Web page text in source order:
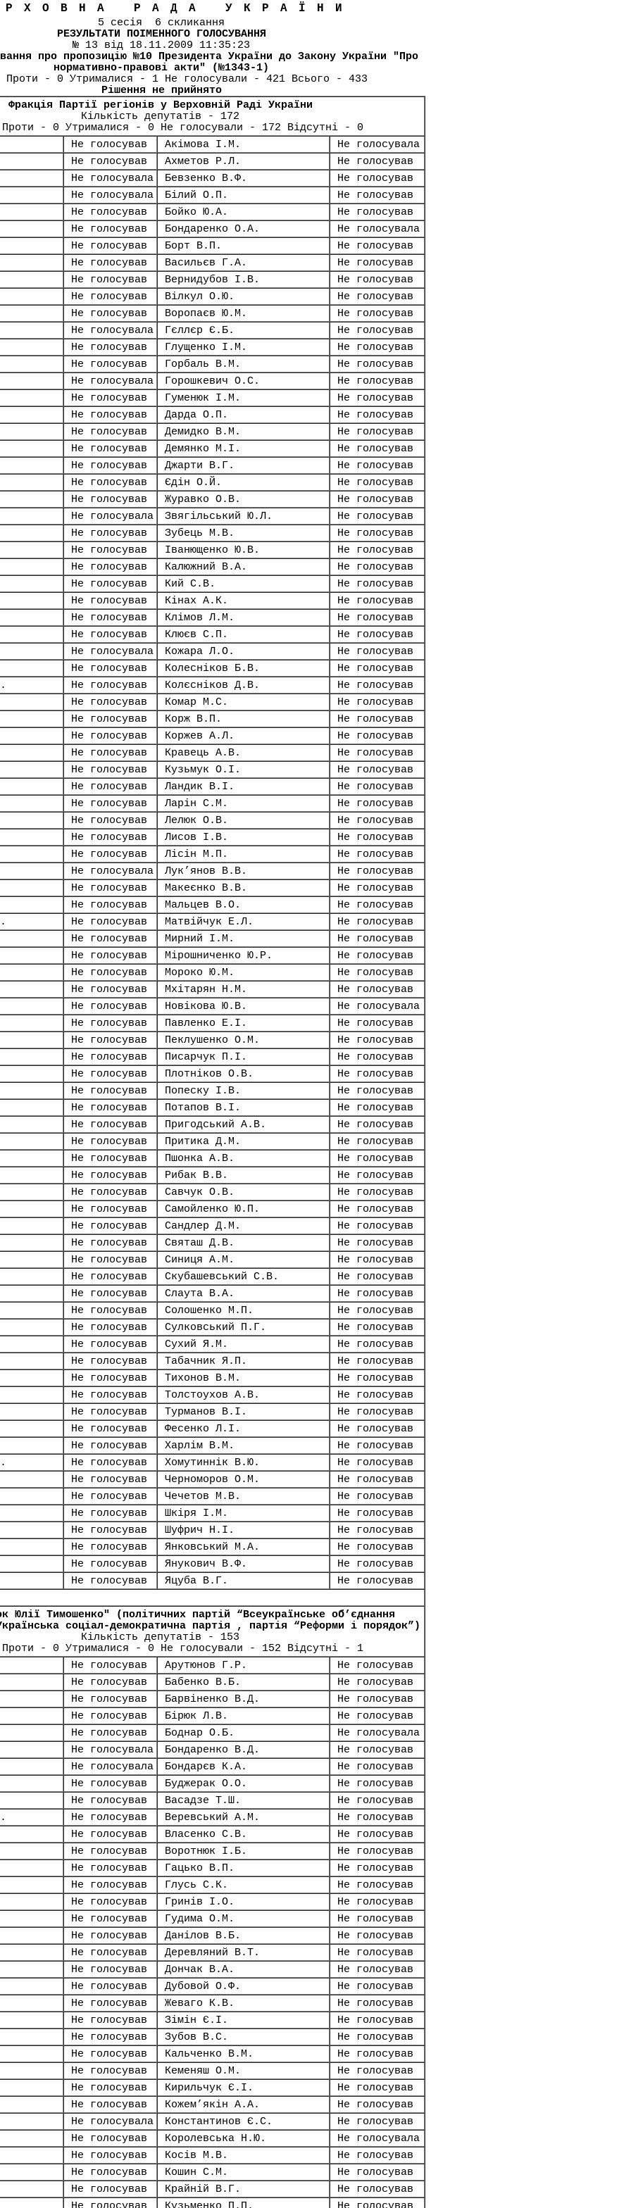
РАДА УКРАЇНИ
5 сесія 6 скликання
РЕЗУЛЬТАТИ ПОІМЕННОГО ГОЛОСУВАННЯ
№ 13 від 18.11.2009 11:35:23
про пропозицію №10 Президента України до Закону України "Про
нормативно-правові акти" (№1343-1)
- 0 Утрималися - 1 Не голосували - 421 Всього - 433
Рішення не прийнято
Фракція Партії регіонів у Верховній Раді України
Кількість депутатів - 172
- 0 Утрималися - 0 Не голосували - 172 Відсутні - 0
Не голосував
Акімова І.М.
Не голосувала
Не голосував
Ахметов Р.Л.
Не голосував
Не голосувала
Бевзенко В.Ф.
Не голосував
Не голосувала
Білий О.П.
Не голосував
Не голосував
Бойко Ю.А.
Не голосував
Не голосував
Бондаренко О.А.
Не голосувала
Не голосував
Борт В.П.
Не голосував
Не голосував
Васильєв Г.А.
Не голосував
Не голосував
Вернидубов І.В.
Не голосував
Не голосував
Вілкул О.Ю.
Не голосував
Не голосував
Воропаєв Ю.М.
Не голосував
Не голосувала
Гєллєр Є.Б.
Не голосував
Не голосував
Глущенко І.М.
Не голосував
Не голосував
Горбаль В.М.
Не голосував
Не голосувала
Горошкевич О.С.
Не голосував
Не голосував
Гуменюк І.М.
Не голосував
Не голосував
Дарда О.П.
Не голосував
Не голосував
Демидко В.М.
Не голосував
Не голосував
Демянко М.І.
Не голосував
Не голосував
Джарти В.Г.
Не голосував
Не голосував
Єдін О.Й.
Не голосував
Не голосував
Журавко О.В.
Не голосував
Не голосувала
Звягільський Ю.Л.
Не голосував
Не голосував
Зубець М.В.
Не голосував
Не голосував
Іванющенко Ю.В.
Не голосував
Не голосував
Калюжний В.А.
Не голосував
Не голосував
Кий С.В.
Не голосував
Не голосував
Кінах А.К.
Не голосував
Не голосував
Клімов Л.М.
Не голосував
Не голосував
Клюєв С.П.
Не голосував
Не голосувала
Кожара Л.О.
Не голосував
Не голосував
Колесніков Б.В.
Не голосував
Не голосував Колєсніков Д.В.
Не голосував
Не голосував
Комар М.С.
Не голосував
Не голосував
Корж В.П.
Не голосував
Не голосував
Коржев А.Л.
Не голосував
Не голосував
Кравець А.В.
Не голосував
Не голосував
Кузьмук О.І.
Не голосував
Не голосував
Ландик В.І.
Не голосував
Не голосував
Ларін С.М.
Не голосував
Не голосував
Лелюк О.В.
Не голосував
Не голосував
Лисов І.В.
Не голосував
Не голосував
Лісін М.П.
Не голосував
Не голосувала
Лук’янов В.В.
Не голосував
Не голосував
Макеєнко В.В.
Не голосував
Не голосував
Мальцев В.О.
Не голосував
Не голосував Матвійчук Е.Л.
Не голосував
Не голосував
Мирний І.М.
Не голосував
Не голосував
Мірошниченко Ю.Р.
Не голосував
Не голосував
Мороко Ю.М.
Не голосував
Не голосував
Мхітарян Н.М.
Не голосував
Не голосував
Новікова Ю.В.
Не голосувала
Не голосував
Павленко Е.І.
Не голосував
Не голосував
Пеклушенко О.М.
Не голосував
Не голосував
Писарчук П.І.
Не голосував
Не голосував
Плотніков О.В.
Не голосував
Не голосував
Попеску І.В.
Не голосував
Не голосував
Потапов В.І.
Не голосував
Не голосував
Пригодський А.В.
Не голосував
Не голосував
Притика Д.М.
Не голосував
Не голосував
Пшонка А.В.
Не голосував
Не голосував
Рибак В.В.
Не голосував
Не голосував
Савчук О.В.
Не голосував
Не голосував
Самойленко Ю.П.
Не голосував
Не голосував
Сандлер Д.М.
Не голосував
Не голосував
Святаш Д.В.
Не голосував
Не голосував
Синиця А.М.
Не голосував
Не голосував
Скубашевський С.В.
Не голосував
Не голосував
Слаута В.А.
Не голосував
Не голосував
Солошенко М.П.
Не голосував
Не голосував
Сулковський П.Г.
Не голосував
Не голосував
Сухий Я.М.
Не голосував
Не голосував
Табачник Я.П.
Не голосував
Не голосував
Тихонов В.М.
Не голосував
Не голосував
Толстоухов А.В.
Не голосував
Не голосував
Турманов В.І.
Не голосував
Не голосував
Фесенко Л.І.
Не голосував
Не голосував
Харлім В.М.
Не голосував
Не голосував Хомутиннік В.Ю.
Не голосував
Не голосував
Черноморов О.М.
Не голосував
Не голосував
Чечетов М.В.
Не голосував
Не голосував
Шкіря І.М.
Не голосував
Не голосував
Шуфрич Н.І.
Не голосував
Не голосував
Янковський М.А.
Не голосував
Не голосував
Янукович В.Ф.
Не голосував
Не голосував
Яцуба В.Г. Не голосував
Юлії Тимошенко" (політичних партій “Всеукраїнське об’єднання
соціал-демократична партія , партія “Реформи і порядок”)
Кількість депутатів - 153
- 0 Утрималися - 0 Не голосували - 152 Відсутні - 1
Не голосував
Арутюнов Г.Р.
Не голосував
Не голосував
Бабенко В.Б.
Не голосував
Не голосував
Барвіненко В.Д.
Не голосував
Не голосував
Бірюк Л.В.
Не голосував
Не голосував
Боднар О.Б.
Не голосувала
Не голосувала
Бондаренко В.Д.
Не голосував
Не голосувала
Бондарєв К.А.
Не голосував
Не голосував
Буджерак О.О.
Не голосував
Не голосував
Васадзе Т.Ш.
Не голосував
Не голосував Веревський А.М.
Не голосував
Не голосував
Власенко С.В.
Не голосував
Не голосував
Воротнюк І.Б.
Не голосував
Не голосував
Гацько В.П.
Не голосував
Не голосував
Глусь С.К.
Не голосував
Не голосував
Гринів І.О.
Не голосував
Не голосував
Гудима О.М.
Не голосував
Не голосував
Данілов В.Б.
Не голосував
Не голосував
Деревляний В.Т.
Не голосував
Не голосував
Дончак В.А.
Не голосував
Не голосував
Дубовой О.Ф.
Не голосував
Не голосував
Жеваго К.В.
Не голосував
Не голосував
Зімін Є.І.
Не голосував
Не голосував
Зубов В.С.
Не голосував
Не голосував
Кальченко В.М.
Не голосував
Не голосував
Кеменяш О.М.
Не голосував
Не голосував
Кирильчук Є.І.
Не голосував
Не голосував
Кожем’якін А.А.
Не голосував
Не голосувала
Константинов Є.С.
Не голосував
Не голосував
Королевська Н.Ю.
Не голосувала
Не голосував
Косів М.В.
Не голосував
Не голосував
Кошин С.М.
Не голосував
Не голосував
Крайній В.Г.
Не голосував